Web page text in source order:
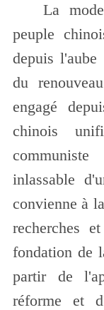
La
peuple
depuis l'aube
du
engagé
chinois
inlassable
convienne à
recherches
fondation de
partir de
réforme et